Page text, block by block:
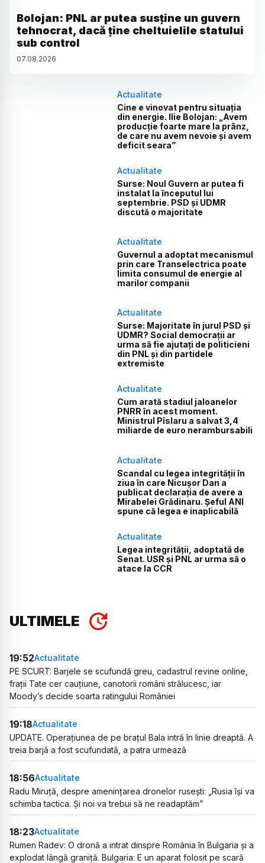
Bolojan: PNL ar putea susține un guvern
tehnocrat, dacă ține cheltuielile statului
sub control
07.08.2026
Actualitate
Cine e vinovat pentru situația
din energie. Ilie Bolojan: „Avem
producție foarte mare la prânz,
de care nu avem nevoie și avem
deficit seara”
Actualitate
Surse: Noul Guvern ar putea fi
instalat la începutul lui
septembrie. PSD și UDMR
discută o majoritate
Actualitate
Guvernul a adoptat mecanismul
prin care Transelectrica poate
limita consumul de energie al
marilor companii
Actualitate
Surse: Majoritate în jurul PSD și
UDMR? Social democrații ar
urma să fie ajutați de politicieni
din PNL și din partidele
extremiste
Actualitate
Cum arată stadiul jaloanelor
PNRR în acest moment.
Ministrul Pîslaru a salvat 3,4
miliarde de euro nerambursabili
Actualitate
Scandal cu legea integrității în
ziua în care Nicușor Dan a
publicat declarația de avere a
Mirabelei Grădinaru. Șeful ANI
spune că legea e inaplicabilă
Actualitate
Legea integrității, adoptată de
Senat. USR și PNL ar urma să o
atace la CCR
ULTIMELE
19:52Actualitate
PE SCURT: Barjele se scufundă greu, cadastrul revine online,
frații Tate cer cauțiune, canotorii români strălucesc, iar
Moody’s decide soarta ratingului României
19:18Actualitate
UPDATE. Operațiunea de pe brațul Bala intră în linie dreaptă. A
treia barjă a fost scufundată, a patra urmează
18:56Actualitate
Radu Miruță, despre amenințarea dronelor rusești: „Rusia își va
schimba tactica. Și noi va trebui să ne readaptăm”
18:23Actualitate
Rumen Radev: O dronă a intrat dinspre România în Bulgaria și a
explodat lângă graniță. Bulgaria: E un aparat folosit pe scară